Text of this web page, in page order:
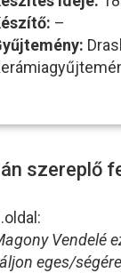
–
szereplő
Vendelé
eges/